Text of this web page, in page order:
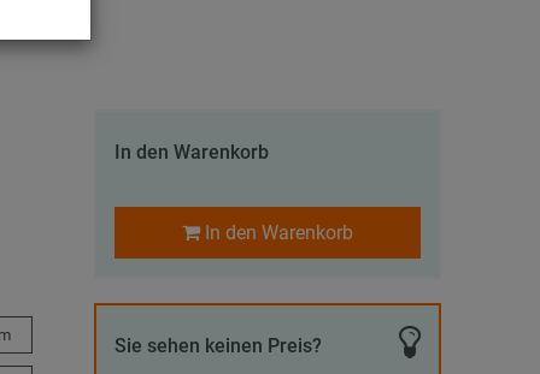
In den Warenkorb
In den Warenkorb
Sie sehen keinen Preis?